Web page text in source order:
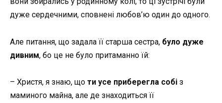
дуже сердечними, сповнені любов’ю один до одного.
Але питання, що задала її старша сестра, було дуже
дивним, бо це не було притаманно їй:
– Христя, я знаю, що ти усе приберегла собі з
маминого майна, але де знаходиться її